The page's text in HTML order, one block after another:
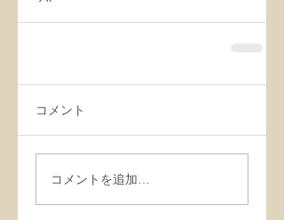
コメント
コメントを追加…